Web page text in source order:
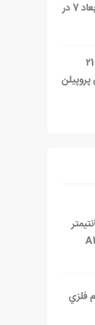
مخزن SMC کامپوزیت با ابعاد 7 در
دریچه منهول SMC با قطر ۲1
پروپیلن
قطر 64.5 سانتیمتر
فریم فلزي